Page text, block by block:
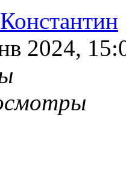
2024,